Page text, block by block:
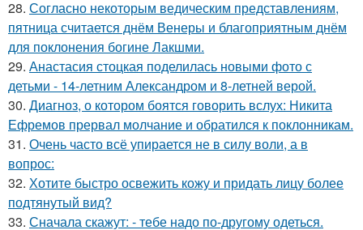
28. Согласно некоторым ведическим представлениям,
пятница считается днём Венеры и благоприятным днём
для поклонения богине Лакшми.
29. Анастасия стоцкая поделилась новыми фото с
детьми - 14-летним Александром и 8-летней верой.
30. Диагноз, о котором боятся говорить вслух: Никита
Ефремов прервал молчание и обратился к поклонникам.
31. Очень часто всё упирается не в силу воли, а в
вопрос:
32. Хотите быстро освежить кожу и придать лицу более
подтянутый вид?
33. Сначала скажут: - тебе надо по-другому одеться.